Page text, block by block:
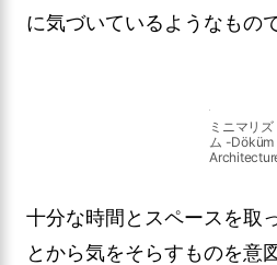
に気づいているようなもの
ミニマリズ
ム -Döküm
十分な時間とスペースを取
とから気をそらすものを意